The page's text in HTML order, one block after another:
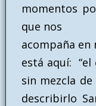
momentos
que nos
acompaña
está aquí:
sin mezcla
describirlo